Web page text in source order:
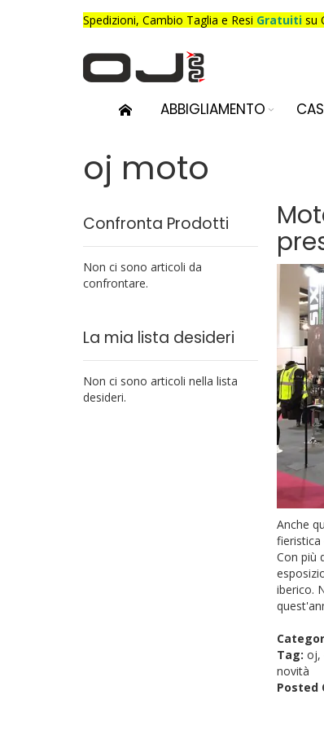
Salta
al
contenuto
Spedizioni, Cambio Taglia e Resi Gratuiti su
ABBIGLIAMENTO
oj moto
Anche
fieristica
Con più
iberico.
Tag: oj,
novità
Posted
Confronta Prodotti
Non ci sono articoli da
confrontare.
La mia lista desideri
Non ci sono articoli nella lista
desideri.